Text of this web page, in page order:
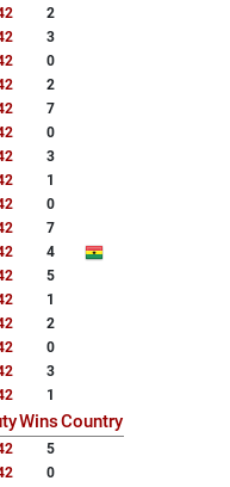
2
3
0
2
7
0
3
1
0
7
4
5
1
2
0
3
1
WinsCountry
5
0